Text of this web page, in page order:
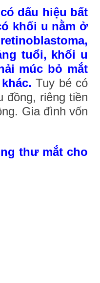
dấu hiệu bất
khối u nằm ở
tuổi, khối u
múc bỏ mắt
Tuy bé có
đồng, riêng tiền
Gia đình vốn
thư mắt cho